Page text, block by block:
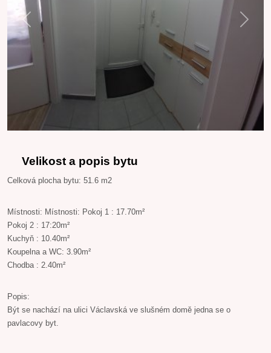
Previous Next
Velikost a popis bytu
Celková plocha bytu: 51.6 m2
Místnosti: Místnosti: Pokoj 1 : 17.70m²
Pokoj 2 : 17:20m²
Kuchyň : 10.40m²
Koupelna a WC: 3.90m²
Chodba : 2.40m²
Popis:
Být se nachází na ulici Václavská ve slušném domě jedna se o
pavlacovy byt.